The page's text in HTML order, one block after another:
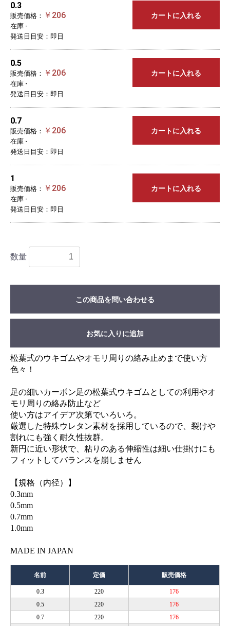
0.3
販売価格： ￥206
在庫 -
発送日目安：即日
カートに入れる
0.5
販売価格： ￥206
在庫 -
発送日目安：即日
カートに入れる
0.7
販売価格： ￥206
在庫 -
発送日目安：即日
カートに入れる
1
販売価格： ￥206
在庫 -
発送日目安：即日
カートに入れる
数量
この商品を問い合わせる
お気に入りに追加
松葉式のウキゴムやオモリ周りの絡み止めまで使い方
色々！
足の細いカーボン足の松葉式ウキゴムとしての利用やオ
モリ周りの絡み防止など
使い方はアイデア次第でいろいろ。
厳選した特殊ウレタン素材を採用しているので、裂けや
割れにも強く耐久性抜群。
新円に近い形状で、粘りのある伸縮性は細い仕掛けにも
フィットしてバランスを崩しません
【規格（内径）】
0.3mm
0.5mm
0.7mm
1.0mm
MADE IN JAPAN
名前 定価 販売価格
0.3 220
176
0.5
220
176
0.7
220
176